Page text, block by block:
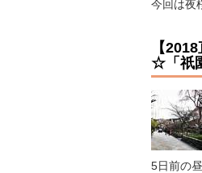
今回は夜
【
☆「祇
5日前の